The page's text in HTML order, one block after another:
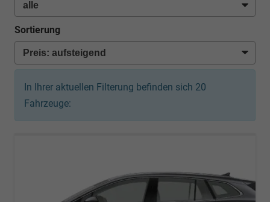
Sortierung
In Ihrer aktuellen Filterung befinden sich 20
Fahrzeuge: